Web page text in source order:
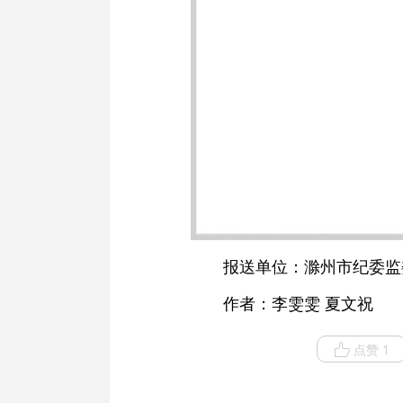
报送单位：滁州市纪委
作者：李雯雯 夏文祝
点赞 1